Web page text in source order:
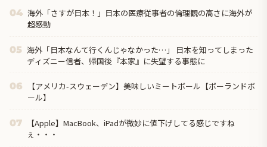
04 海外「さすが日本！」日本の医療従事者の倫理観の高さに海外が
超感動
05 海外「日本なんて行くんじゃなかった…」 日本を知ってしまった
ディズニー信者、帰国後『本家』に失望する事態に
06
【アメリカ-スウェーデン】美味しいミートボール【ポーランドボ
ール】
07
【Apple】MacBook、iPadが微妙に値下げしてる感じですね
ぇ・・・